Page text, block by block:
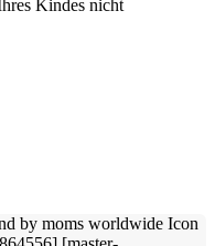
Kindes nicht